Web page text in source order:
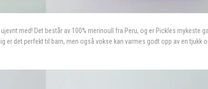
med! Det består av 100% merinoull fra Peru, og er Pickles mykeste
er det perfekt til barn, men også vokse kan varmes godt opp av en tjukk